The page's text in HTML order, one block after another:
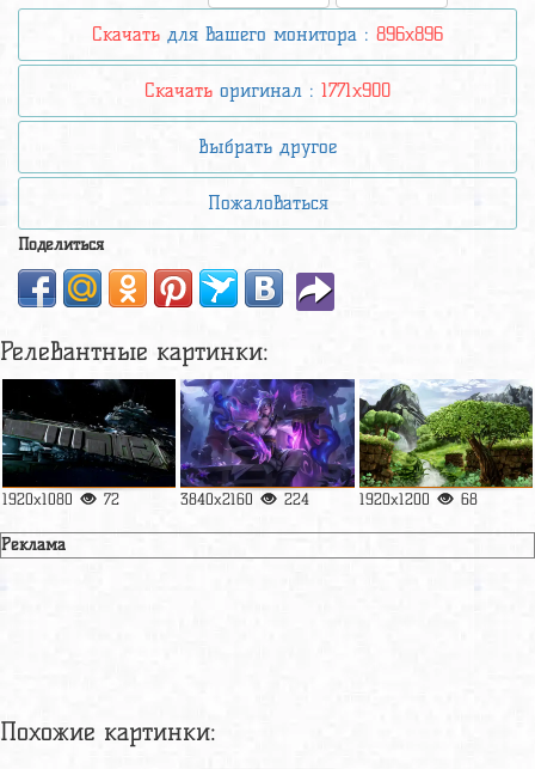
Скачать для вашего монитора : 896x896
Скачать оригинал : 1771x900
Выбрать другое
Пожаловаться
Поделиться
Релевантные картинки:
1920x1080 72 3840x2160 224 1920x1200 68
Реклама
Похожие картинки: